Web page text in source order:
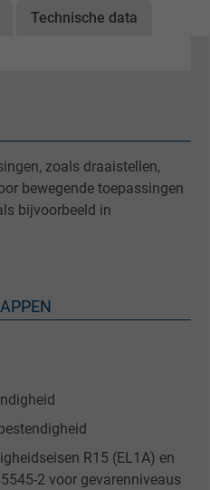
Technische data
zoals draaistellen,
bewegende toepassingen
bijvoorbeeld in
R15 (EL1A) en
2 voor gevarenniveaus